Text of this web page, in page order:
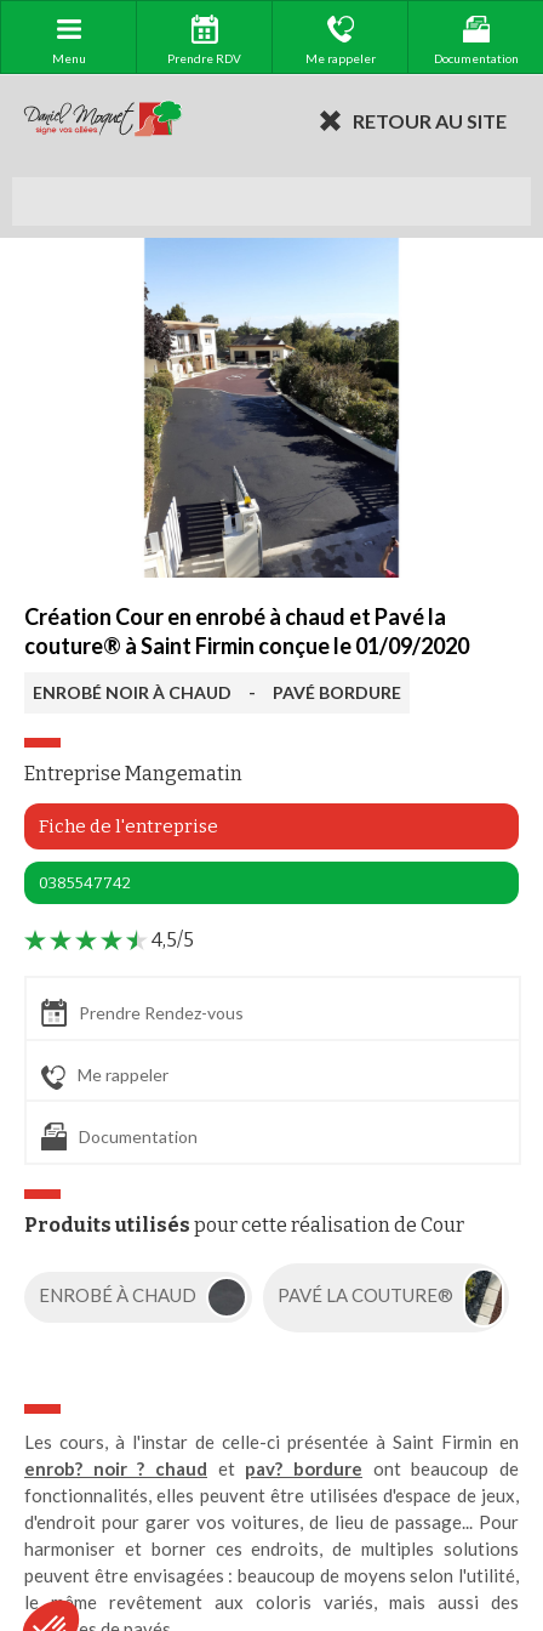
Menu Prendre RDV Me rappeler Documentation
RETOUR AU SITE
Création Cour en enrobé à chaud et Pavé la
couture® à Saint Firmin conçue le 01/09/2020
ENROBÉ NOIR À CHAUD - PAVÉ BORDURE
Entreprise Mangematin
Fiche de l'entreprise
0385547742
4,5/5
Prendre Rendez-vous
Me rappeler
Documentation
Produits utilisés pour cette réalisation de Cour
ENROBÉ À CHAUD PAVÉ LA COUTURE®
Les cours, à l'instar de celle-ci présentée à Saint Firmin en
enrob? noir ? chaud et pav? bordure ont beaucoup de
fonctionnalités, elles peuvent être utilisées d'espace de jeux,
d'endroit pour garer vos voitures, de lieu de passage... Pour
harmoniser et borner ces endroits, de multiples solutions
peuvent être envisagées : beaucoup de moyens selon l'utilité,
le même revêtement aux coloris variés, mais aussi des